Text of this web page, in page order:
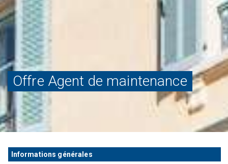
Offre Agent de maintenance
Informations générales